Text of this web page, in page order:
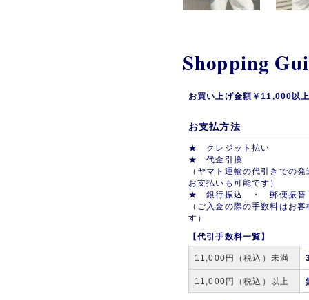
Shopping
お買い上げ金額￥11,000以
お支払方法
★ クレジット払い
★ 代金引換
（ヤマト運輸の代引きでの
お支払いも可能です）
★ 銀行振込 ・ 郵便振替
（ご入金の際の手数料はお
す）
【代引手数料一覧】
11,000円（税込）未満
11,000円（税込）以上